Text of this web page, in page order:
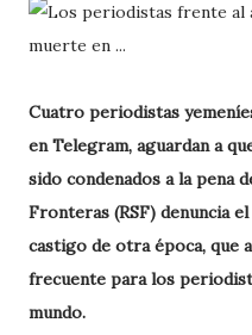
Cuatro periodistas
en Telegram, aguardan a
sido condenados a la pena
Fronteras (RSF) denuncia
castigo de otra época, que
frecuente para los
mundo.